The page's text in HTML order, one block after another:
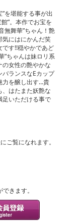
”を堪能する事が出
”。本作でお宝を
無舞華”ちゃん！艶
気にはにかんだ笑
です!!穏やかであど
”ちゃんは妹ロリ系
女性の艶やかな
ランスなEカップ
力を醸し出す…貴
はたまた妖艶な
足いただける事で
ご覧になれます。
きます。